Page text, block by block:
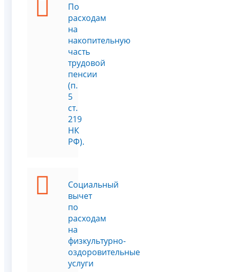
По
расходам
на
накопительную
часть
трудовой
пенсии
(п.
5
ст.
219
НК
РФ).
Социальный
вычет
по
расходам
на
физкультурно-
оздоровительные
услуги